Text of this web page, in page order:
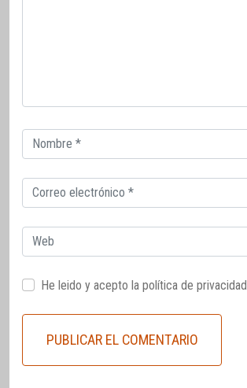
Correo
electrónico
Correo
electrónico
Web
He leido y acepto la política de privacidad